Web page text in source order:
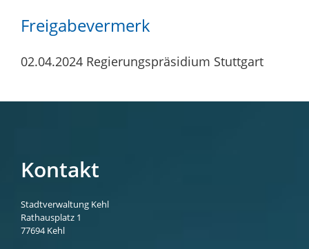
Freigabevermerk
02.04.2024 Regierungspräsidium Stuttgart
Kontakt
Stadtverwaltung Kehl
Rathausplatz 1
77694 Kehl